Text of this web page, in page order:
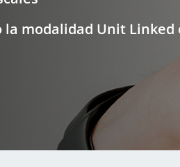
la modalidad Unit